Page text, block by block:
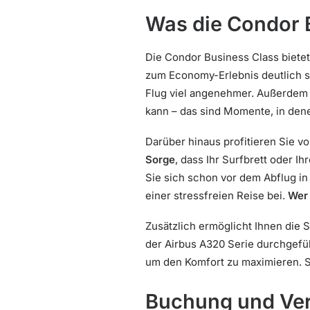
Was die Condor
Die Condor Business Class
zum Economy-Erlebnis deutlich
Flug viel angenehmer.
kann – das sind Momente, in
Darüber hinaus profitieren Sie
Sorge, dass Ihr Surfbrett oder
Sie sich schon vor dem Abflug
einer stressfreien Reise bei.
Zusätzlich ermöglicht Ihnen die
der Airbus A320 Serie
um den Komfort zu
Buchung und